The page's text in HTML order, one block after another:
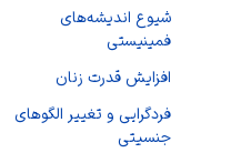
شیوع‌ اندیشه‌‏های
فمینیستی
افزایش قدرت زنان
فردگرایی و تغییر الگوهای
جنسیتی